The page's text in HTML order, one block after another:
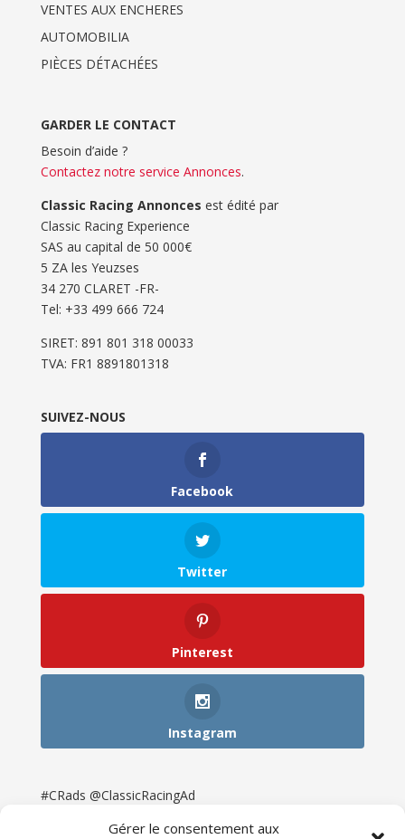
Gérer le consentement aux
VENTES AUX ENCHERES
AUTOMOBILIA
PIÈCES DÉTACHÉES
GARDER LE CONTACT
Besoin d’aide ?
Contactez notre service Annonces.
Classic Racing Annonces est édité par
Classic Racing Experience
SAS au capital de 50 000€
5 ZA les Yeuzses
34 270 CLARET -FR-
Tel: ‭+33 499 666 724‬
SIRET: 891 801 318 00033
TVA: FR1 8891801318
SUIVEZ-NOUS
Facebook
Twitter
Pinterest
Instagram
#CRads @ClassicRacingAd